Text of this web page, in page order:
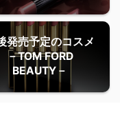
発売予定のコスメ
－TOM FORD
BEAUTY－